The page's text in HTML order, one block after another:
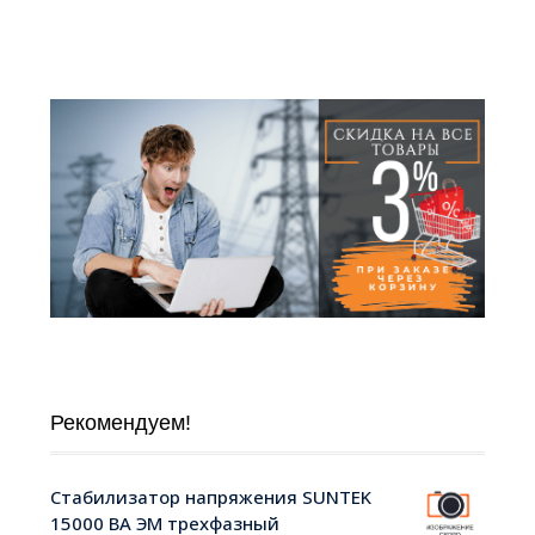
Рекомендуем!
Стабилизатор напряжения SUNTEK
15000 ВА ЭМ трехфазный